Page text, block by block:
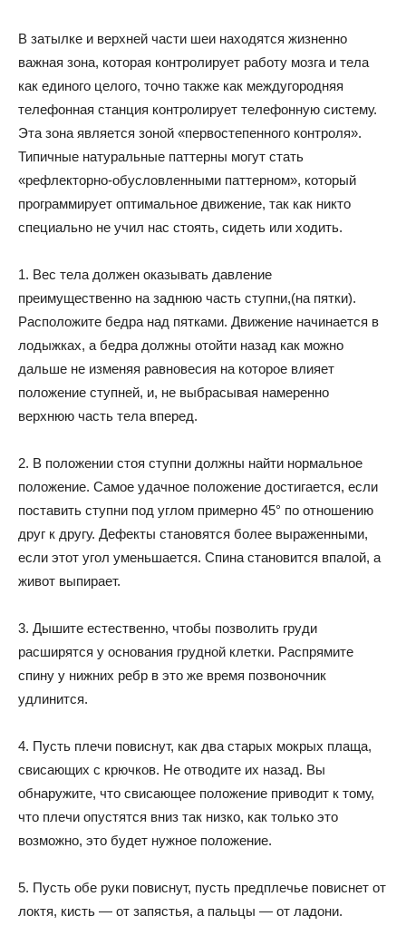
В затылке и верхней части шеи находятся жизненно
важная зона, которая контролирует работу мозга и тела
как единого целого, точно также как междугородняя
телефонная станция контролирует телефонную систему.
Эта зона является зоной «первостепенного контроля».
Типичные натуральные паттерны могут стать
«рефлекторно-обусловленными паттерном», который
программирует оптимальное движение, так как никто
специально не учил нас стоять, сидеть или ходить.
1. Вес тела должен оказывать давление
преимущественно на заднюю часть ступни,(на пятки).
Расположите бедра над пятками. Движение начинается в
лодыжках, а бедра должны отойти назад как можно
дальше не изменяя равновесия на которое влияет
положение ступней, и, не выбрасывая намеренно
верхнюю часть тела вперед.
2. В положении стоя ступни должны найти нормальное
положение. Самое удачное положение достигается, если
поставить ступни под углом примерно 45° по отношению
друг к другу. Дефекты становятся более выраженными,
если этот угол уменьшается. Спина становится впалой, а
живот выпирает.
3. Дышите естественно, чтобы позволить груди
расширятся у основания грудной клетки. Распрямите
спину у нижних ребр в это же время позвоночник
удлинится.
4. Пусть плечи повиснут, как два старых мокрых плаща,
свисающих с крючков. Не отводите их назад. Вы
обнаружите, что свисающее положение приводит к тому,
что плечи опустятся вниз так низко, как только это
возможно, это будет нужное положение.
5. Пусть обе руки повиснут, пусть предплечье повиснет от
локтя, кисть — от запястья, а пальцы — от ладони.